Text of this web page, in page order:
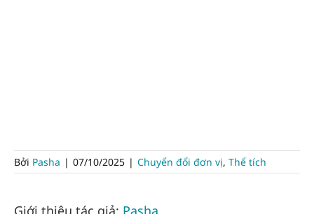
Bởi Pasha | 07/10/2025 | Chuyển đổi đơn vị, Thể tích